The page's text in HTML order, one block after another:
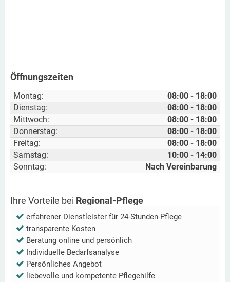
Öffnungszeiten
Montag:
08:00 - 18:00
Dienstag:
08:00 - 18:00
Mittwoch:
08:00 - 18:00
Donnerstag:
08:00 - 18:00
Freitag:
08:00 - 18:00
Samstag:
10:00 - 14:00
Sonntag:
Nach Vereinbarung
Ihre Vorteile bei Regional-Pflege
erfahrener Dienstleister für 24-Stunden-Pflege
transparente Kosten
Beratung online und persönlich
Individuelle Bedarfsanalyse
Persönliches Angebot
liebevolle und kompetente Pflegehilfe